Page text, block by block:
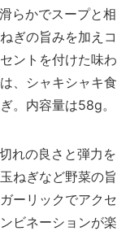
らかでスープと相
ぎの旨みを加えコ
ントを付けた味わ
、シャキシャキ食
。内容量は58g。
れの良さと弾力を
ねぎなど野菜の旨
ーリックでアクセ
ビネーションが楽